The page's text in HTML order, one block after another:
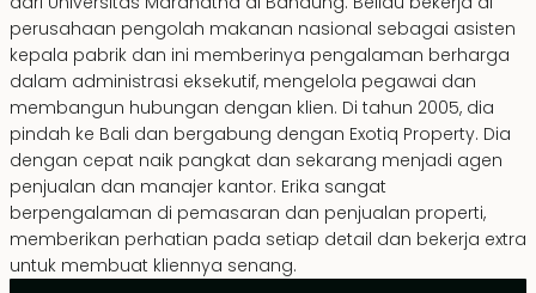
perusahaan pengolah makanan nasional sebagai asisten
kepala pabrik dan ini memberinya pengalaman berharga
dalam administrasi eksekutif, mengelola pegawai dan
membangun hubungan dengan klien. Di tahun 2005, dia
pindah ke Bali dan bergabung dengan Exotiq Property. Dia
dengan cepat naik pangkat dan sekarang menjadi agen
penjualan dan manajer kantor. Erika sangat
berpengalaman di pemasaran dan penjualan properti,
memberikan perhatian pada setiap detail dan bekerja extra
untuk membuat kliennya senang.